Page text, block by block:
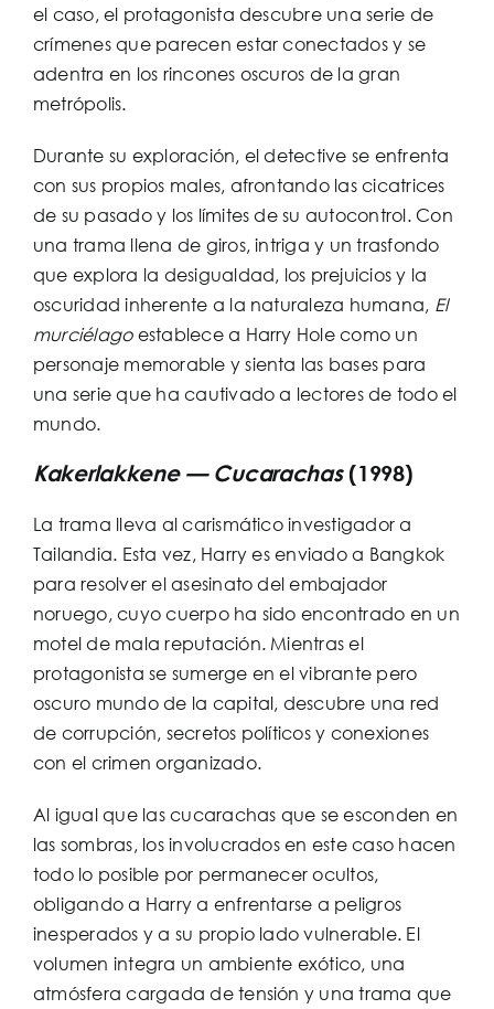
el caso, el protagonista descubre una serie de
crímenes que parecen estar conectados y se
adentra en los rincones oscuros de la gran
metrópolis.
Durante su exploración, el detective se enfrenta
con sus propios males, afrontando las cicatrices
de su pasado y los límites de su autocontrol. Con
una trama llena de giros, intriga y un trasfondo
que explora la desigualdad, los prejuicios y la
oscuridad inherente a la naturaleza humana, El
murciélagoestablece a Harry Hole como un
personaje memorable y sienta las bases para
una serie que ha cautivado a lectores de todo el
mundo.
Kakerlakkene — Cucarachas(1998)
La trama lleva al carismático investigador a
Tailandia. Esta vez, Harry es enviado a Bangkok
para resolver el asesinato del embajador
noruego, cuyo cuerpo ha sido encontrado en un
motel de mala reputación. Mientras el
protagonista se sumerge en el vibrante pero
oscuro mundo de la capital, descubre una red
de corrupción, secretos políticos y conexiones
con el crimen organizado.
Al igual que las cucarachas que se esconden en
las sombras, los involucrados en este caso hacen
todo lo posible por permanecer ocultos,
obligando a Harry a enfrentarse a peligros
inesperados y a su propio lado vulnerable. El
volumen integra un ambiente exótico, una
atmósfera cargada de tensión y una trama que